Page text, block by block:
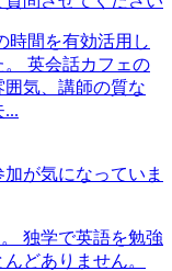
時間を有効活用し
英会話カフェの
気、講師の質な
...
が気になっていま
独学で英語を勉強
どありません。